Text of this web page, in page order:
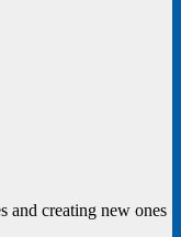
and creating new ones